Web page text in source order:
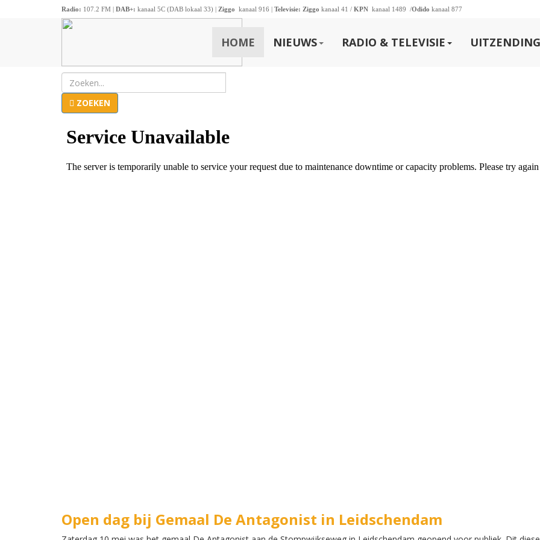
Radio: 107.2 FM | DAB+: kanaal 5C (DAB lokaal 33) | Ziggo kanaal 916 | Televisie: Ziggo kanaal 41 / KPN kanaal 1489 /Odido kanaal 877
HOME NIEUWS RADIO & TELEVISIE
ZOEKEN
Open dag bij Gemaal De Antagonist in Leidschendam